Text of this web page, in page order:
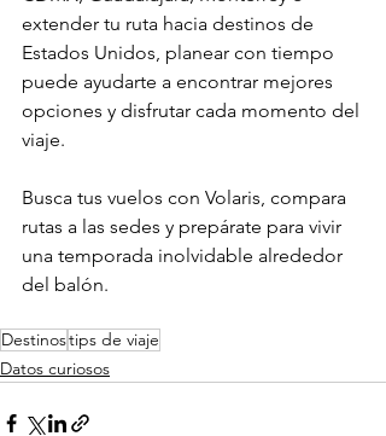
extender tu ruta hacia destinos de
Estados Unidos, planear con tiempo
puede ayudarte a encontrar mejores
opciones y disfrutar cada momento del
viaje.
Busca tus vuelos con Volaris, compara
rutas a las sedes y prepárate para vivir
una temporada inolvidable alrededor
del balón.
Destinostips de viaje
Datos curiosos